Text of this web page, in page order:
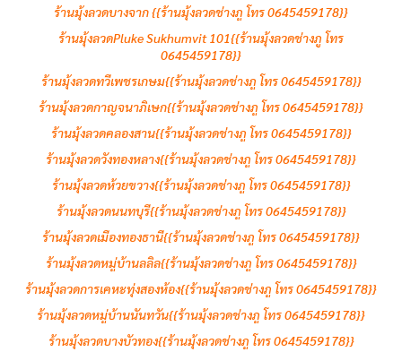
ร้านมุ้งลวดบางจาก {{ร้านมุ้งลวดช่างภู โทร 0645459178}}
ร้านมุ้งลวดPluke Sukhumvit 101{{ร้านมุ้งลวดช่างภู โทร
0645459178}}
ร้านมุ้งลวดทวีเพชรเกษม{{ร้านมุ้งลวดช่างภู โทร 0645459178}}
ร้านมุ้งลวดกาญจนาภิเษก{{ร้านมุ้งลวดช่างภู โทร 0645459178}}
ร้านมุ้งลวดคลองสาน{{ร้านมุ้งลวดช่างภู โทร 0645459178}}
ร้านมุ้งลวดวังทองหลาง{{ร้านมุ้งลวดช่างภู โทร 0645459178}}
ร้านมุ้งลวดห้วยขวาง{{ร้านมุ้งลวดช่างภู โทร 0645459178}}
ร้านมุ้งลวดนนทบุรี{{ร้านมุ้งลวดช่างภู โทร 0645459178}}
ร้านมุ้งลวดเมืองทองธานี{{ร้านมุ้งลวดช่างภู โทร 0645459178}}
ร้านมุ้งลวดหมู่บ้านลลิล{{ร้านมุ้งลวดช่างภู โทร 0645459178}}
ร้านมุ้งลวดการเคหะทุ่งสองห้อง{{ร้านมุ้งลวดช่างภู โทร 0645459178}}
ร้านมุ้งลวดหมู่บ้านนันทวัน{{ร้านมุ้งลวดช่างภู โทร 0645459178}}
ร้านมุ้งลวดบางบัวทอง{{ร้านมุ้งลวดช่างภู โทร 0645459178}}